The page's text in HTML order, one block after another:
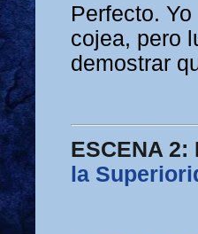
Perfecto.
cojea, pero
demostrar
ESCENA 2:
la